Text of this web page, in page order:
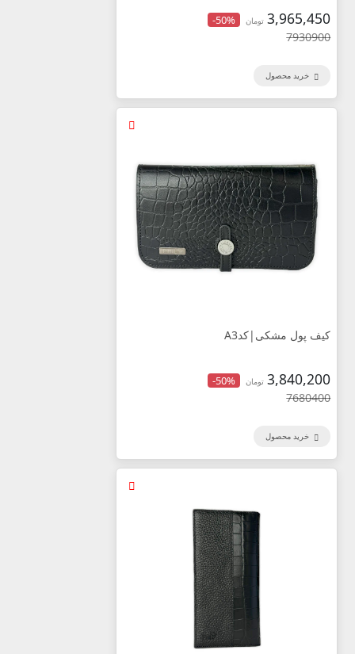
3,965,450 تومان -50%
7930900
خرید محصول
کیف پول مشکی|کدA3
3,840,200 تومان -50%
7680400
خرید محصول